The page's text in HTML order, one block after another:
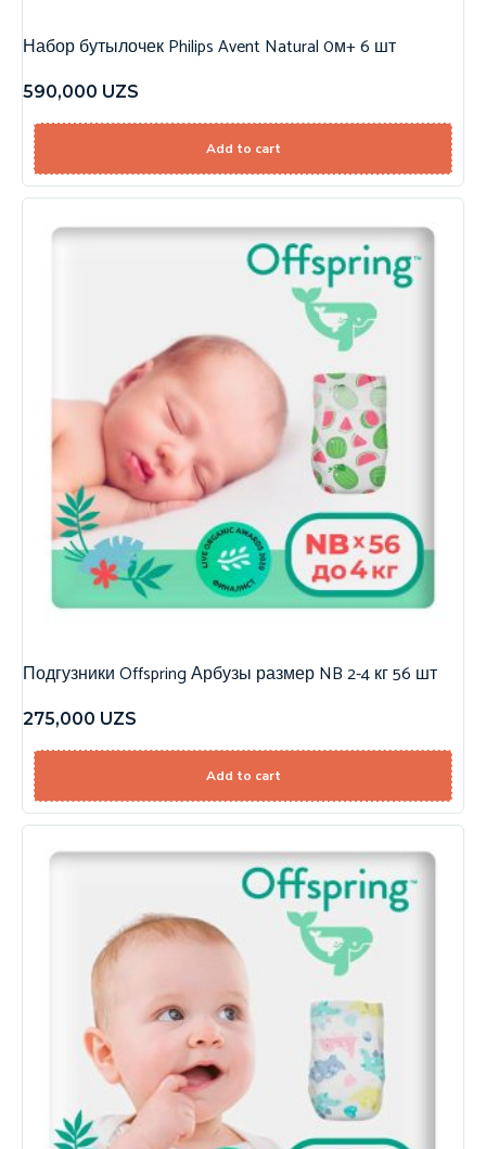
Набор бутылочек Philips Avent Natural 0м+ 6 шт
590,000 UZS
Add to cart
Подгузники Offspring Арбузы размер NB 2-4 кг 56 шт
275,000 UZS
Add to cart